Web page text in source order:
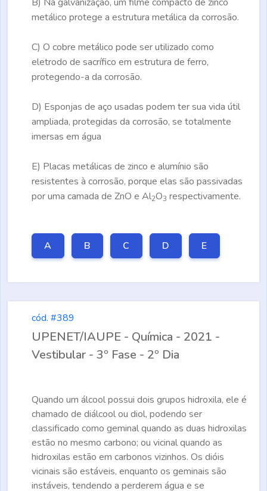
metálico protege a estrutura metálica da corrosão.
C) O cobre metálico pode ser utilizado como
eletrodo de sacrífico em estrutura de ferro,
protegendo-a da corrosão.
D) Esponjas de aço usadas podem ter sua vida útil
ampliada, protegidas da corrosão, se totalmente
imersas em água
E) Placas metálicas de zinco e alumínio são
resistentes à corrosão, porque elas são passivadas
por uma camada de ZnO e Al2O3 respectivamente.
A B C D E
cód. #389
UPENET/IAUPE - Química - 2021 -
Vestibular - 3º Fase - 2º Dia
Quando um álcool possui dois grupos hidroxila, ele é
chamado de diálcool ou diol, podendo ser
classificado como geminal quando as duas hidroxilas
estão no mesmo carbono; ou vicinal quando as
hidroxilas estão em carbonos vizinhos. Os dióis
vicinais são estáveis, enquanto os geminais são
instáveis, tendendo a perderem água e se